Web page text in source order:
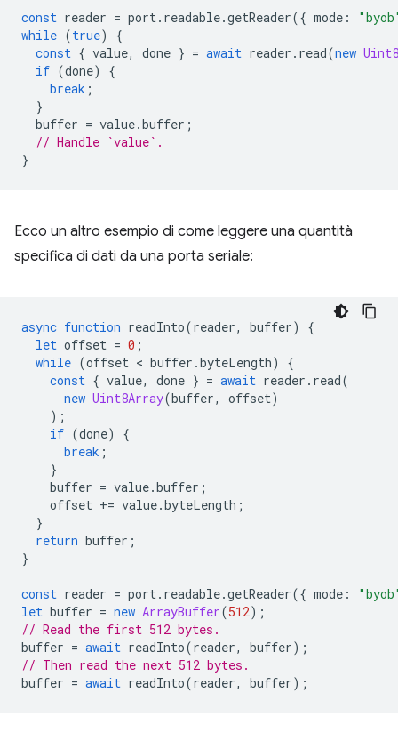
const reader = port. readable.getReader({ mode :
while (true)
{
const { value, done } = await reader . read(new
if (done)
{
break ;
}
buffer = value.buffer ;
// Handle `value`.
}
Ecco un altro esempio di come leggere una quantità
specifica di dati da una porta seriale:
async function readInto(reader, buffer)
{
let offset = 0 ;
while (offset < buffer .byteLength)
{
const { value, done } = await reader . read(
new Uint8Array(buffer, offset)
);
if (done)
{
break ;
}
buffer = value.buffer ;
offset += value.byteLength ;
}
return buffer ;
}
const reader = port. readable.getReader({ mode :
let buffer = new ArrayBuffer(512);
// Read the first 512 bytes.
buffer = await readInto(reader, buffer);
// Then read the next 512 bytes.
buffer = await readInto(reader, buffer);